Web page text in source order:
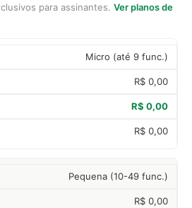
para assinantes. Ver planos de
Micro (até 9 func.)
R$ 0,00
R$ 0,00
R$ 0,00
Pequena (10-49 func.)
R$ 0,00